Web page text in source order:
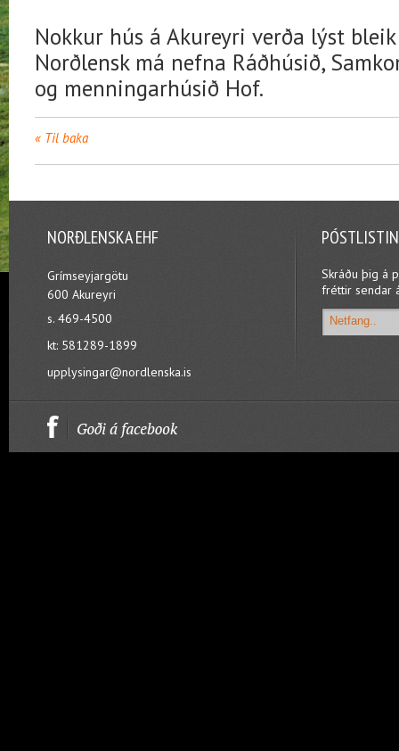
Nokkur hús á Akureyri verða lýst
Norðlensk má nefna Ráðhúsið,
og menningarhúsið Hof.
Til baka
NORÐLENSKA EHF
Grímseyjargötu
600 Akureyri
s. 469-4500
kt: 581289-1899
upplysingar@nordlenska.is
Skráðu þig á
fréttir sendar